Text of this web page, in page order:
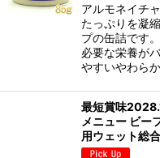
アルモネイチ
たっぷりを凝
プの缶詰です
必要な栄養が
やすいやわら
最短賞味
メニュー ビー
用ウェット総